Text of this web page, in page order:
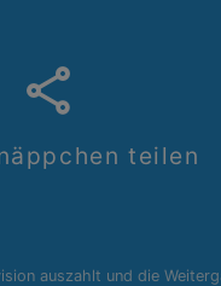
share
teilen
auszahlt und die